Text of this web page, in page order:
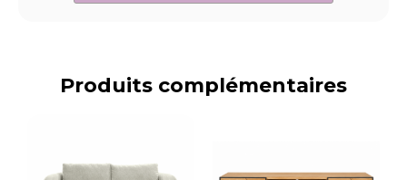
Produits complémentaires